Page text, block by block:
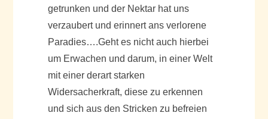
getrunken und der Nektar hat uns
verzaubert und erinnert ans verlorene
Paradies….Geht es nicht auch hierbei
um Erwachen und darum, in einer Welt
mit einer derart starken
Widersacherkraft, diese zu erkennen
und sich aus den Stricken zu befreien